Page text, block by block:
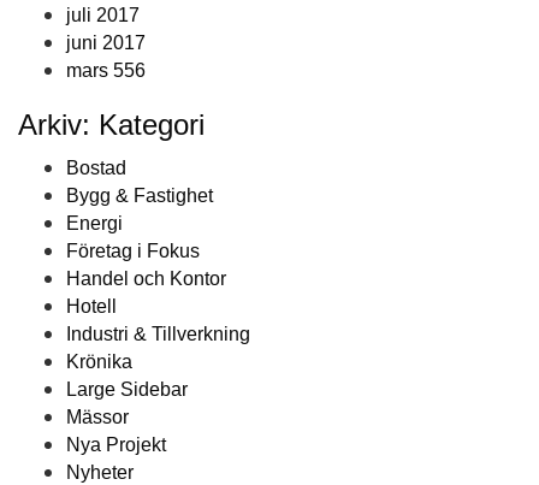
juli 2017
juni 2017
mars 556
Arkiv: Kategori
Bostad
Bygg & Fastighet
Energi
Företag i Fokus
Handel och Kontor
Hotell
Industri & Tillverkning
Krönika
Large Sidebar
Mässor
Nya Projekt
Nyheter